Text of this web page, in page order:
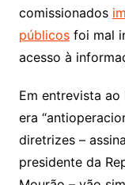
comissionados
públicosfoi mal
acesso à
Em entrevista ao
era
diretrizes –
presidente da